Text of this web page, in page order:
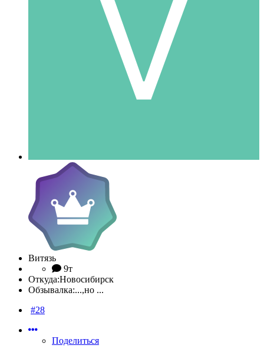
Витязь
9т
Откуда:Новосибирск
Обзывалка:...,но ...
#28
Поделиться